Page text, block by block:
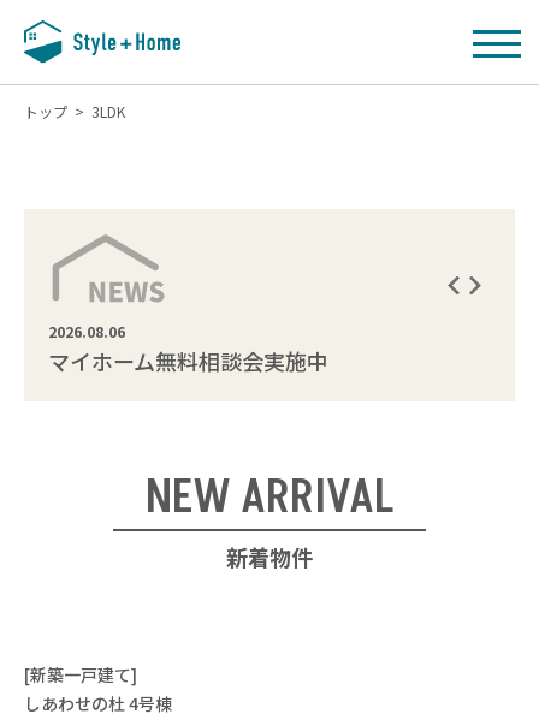
トップ > 3LDK
自分らしい暮らしを家づくりから
2026.08.06
マイホーム無料相談会実施中
NEW ARRIVAL
新着物件
[新築一戸建て]
しあわせの杜 4号棟